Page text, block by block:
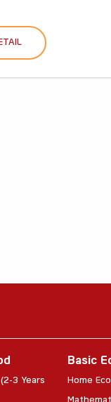
3 Years
Basic
Home